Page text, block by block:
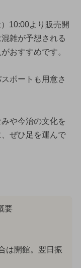
10:00より販売開
雑が予想される
おすすめです。
ポートも用意さ
や今治の文化を
ぜひ足を運んで
要
は開館。翌日振